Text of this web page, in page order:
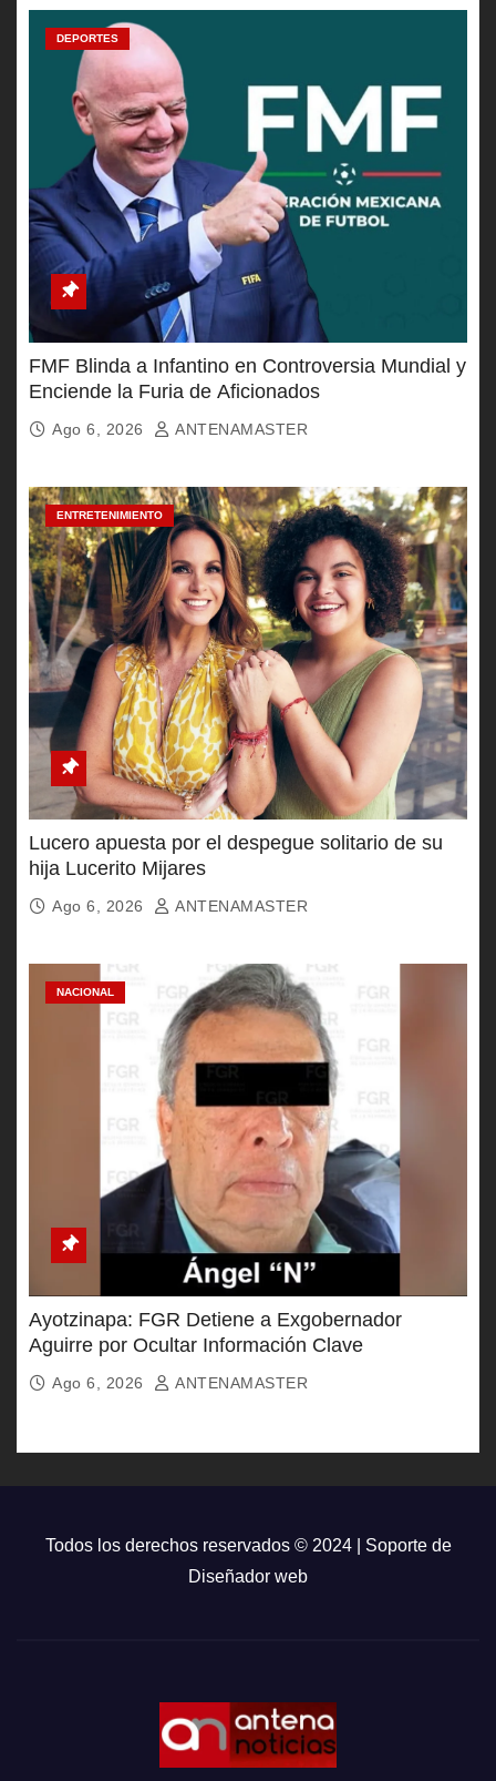
DEPORTES
FMF Blinda a Infantino en Controversia Mundial y
Enciende la Furia de Aficionados
Ago 6, 2026 ANTENAMASTER
ENTRETENIMIENTO
Lucero apuesta por el despegue solitario de su
hija Lucerito Mijares
Ago 6, 2026 ANTENAMASTER
NACIONAL
Ayotzinapa: FGR Detiene a Exgobernador
Aguirre por Ocultar Información Clave
Ago 6, 2026 ANTENAMASTER
Todos los derechos reservados © 2024 | Soporte de
Diseñador web